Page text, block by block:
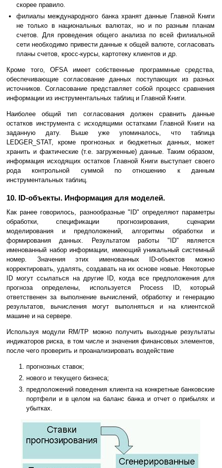
скорее правило.
филиалы международного банка хранят данные Главной Книги
не только в национальных валютах, но и по разным планам
счетов. Для проведения общего анализа по всей филиальной
сети необходимо привести данные к общей валюте, согласовать
планы счетов, кросс-курсы, картотеку клиентов и др.
Кроме того, OFSA имеет собственные программные средства,
обеспечивающие согласование данных поступающих из разных
источников. Согласование представляет собой процесс сравнения
информации из инструментальных таблиц и Главной Книги.
Наиболее общий тип согласования должен сравнить данные
остатков инструмента с исходящими остатками Главной Книги на
заданную дату. Выше уже упоминалось, что таблица
LEDGER_STAT, кроме прогнозных и бюджетных данных, может
хранить и фактические (т.е. загруженные) данные. Таким образом,
информация исходящих остатков Главной Книги выступает своего
рода контрольной суммой по отношению к данным
инструментальных таблиц.
10. ID-объекты. Информация для моделей.
Как ранее говорилось, разнообразные "ID" определяют параметры
обработки, спецификации прогнозирования, сценарии
моделирования и предположений, алгоритмы обработки и
формирования данных. Результатом работы "ID" является
именованный набор информации, имеющий уникальный системный
номер. Значения этих именованных ID-объектов можно
корректировать, удалять, создавать на их основе новые. Некоторые
ID могут ссылаться на другие ID, когда все предположения для
прогноза определены, используется Process ID, который
ответственен за выполнение вычислений, обработку и генерацию
результатов, вычисления могут выполняться и на клиентской
машине и на сервере.
Используя модули RM/TP можно получить выходные результаты
индикаторов риска, в том числе и значения финансовых элементов,
после чего проверить и проанализировать воздействие
прогнозных ставок;
нового и текущего бизнеса;
предположений поведения клиента на конкретные банковские
портфели и в целом на баланс банка и отчет о прибылях и
убытках.